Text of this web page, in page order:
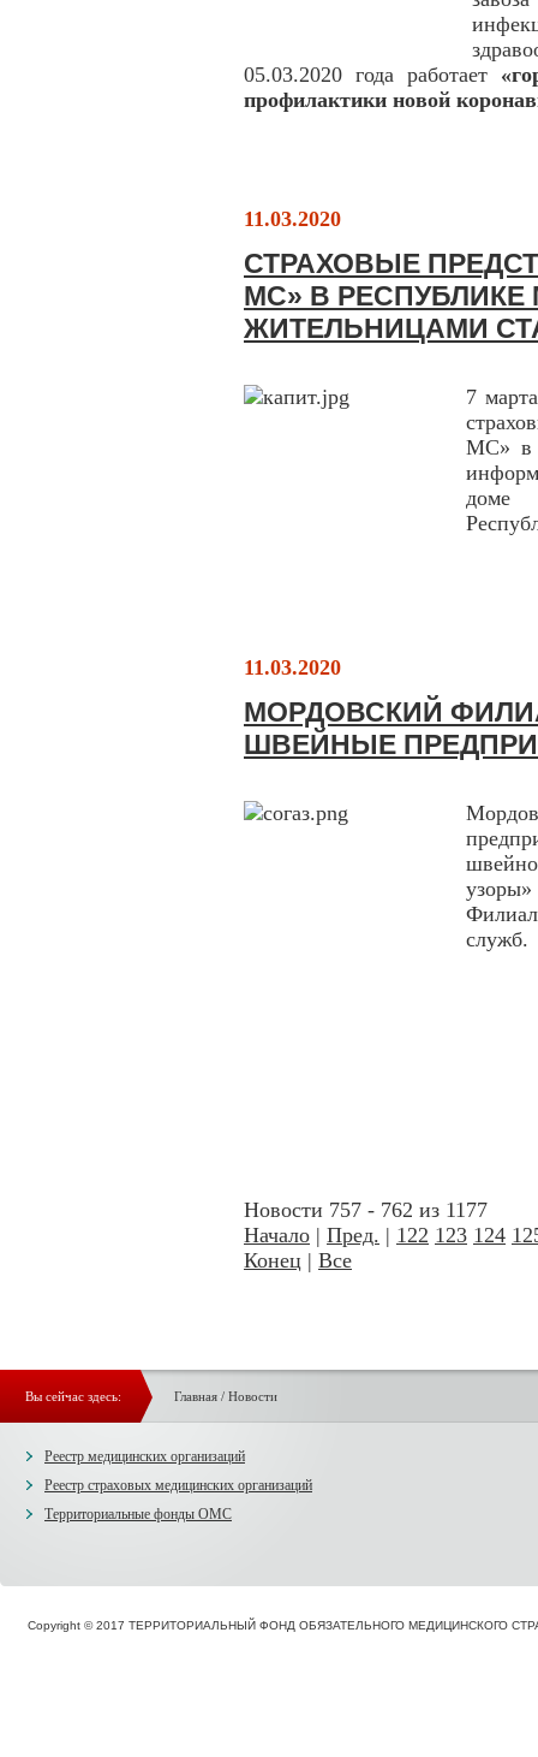
05.03.2020 года работает
профилактики новой
11.03.2020
СТРАХОВЫЕ
МС» В
ЖИТЕЛЬНИЦАМИ
7
МС» в
доме
11.03.2020
МОРДОВСКИЙ
ШВЕЙНЫЕ
служб.
Новости 757 - 762 из 1177
Начало | Пред. | 122 123 124
Конец | Все
Вы сейчас здесь: Главная/ Новости
Реестр медицинских организаций
Реестр страховых медицинских организаций
Территориальные фонды ОМС
Copyright © 2017 ТЕРРИТОРИАЛЬНЫЙ ФОНД ОБЯЗАТЕЛЬНОГО МЕДИЦИНСКОГО